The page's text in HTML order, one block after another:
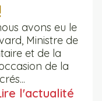
avons eu le
Ministre de
et de la
de la
l'actualité